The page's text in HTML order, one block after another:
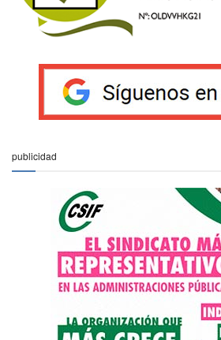
publicidad